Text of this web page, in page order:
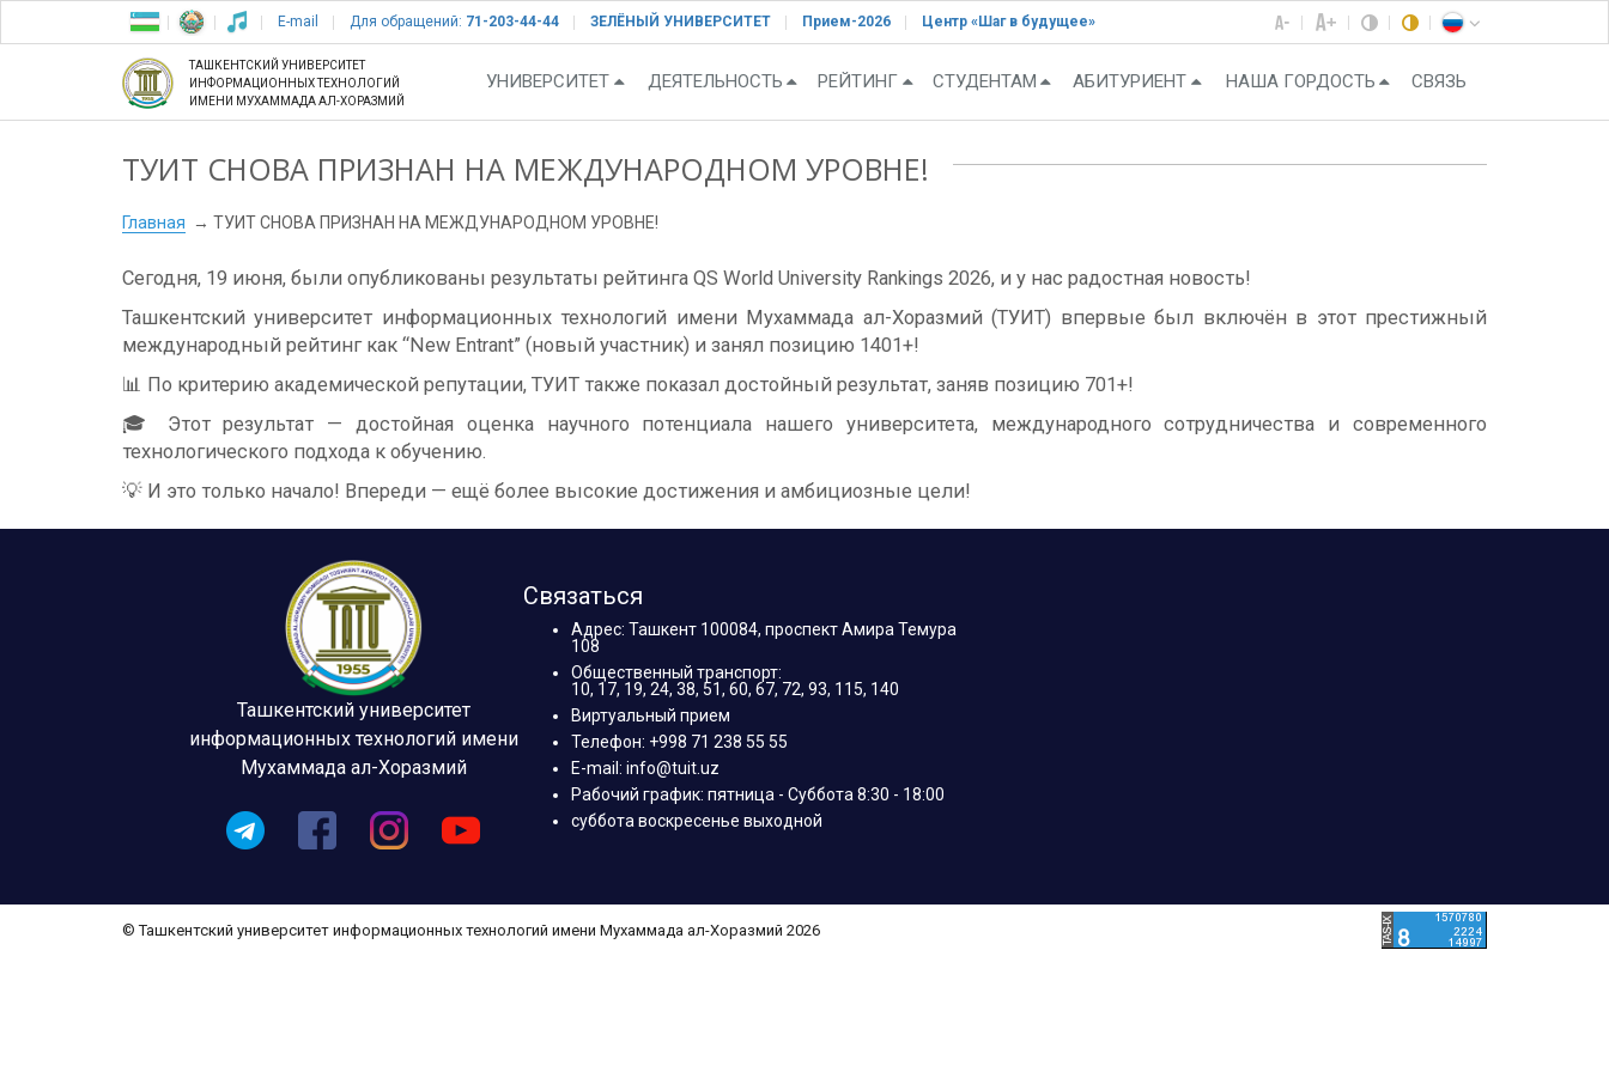
E-mail Для обращений: 71-203-44-44 ЗЕЛЁНЫЙ УНИВЕРСИТЕТ Прием-2026 Центр «Шаг в будущее»
ТАШКЕНТСКИЙ УНИВЕРСИТЕТ
ИНФОРМАЦИОННЫХ ТЕХНОЛОГИЙ
ИМЕНИ МУХАММАДА АЛ-ХОРАЗМИЙ
УНИВЕРСИТЕТ ДЕЯТЕЛЬНОСТЬ РЕЙТИНГ СТУДЕНТАМ АБИТУРИЕНТ НАША ГОРДОСТЬ СВЯЗЬ
ТУИТ СНОВА ПРИЗНАН НА МЕЖДУНАРОДНОМ УРОВНЕ!
Главная ТУИТ СНОВА ПРИЗНАН НА МЕЖДУНАРОДНОМ УРОВНЕ!
Сегодня, 19 июня, были опубликованы результаты рейтинга QS World University Rankings 2026, и у нас радостная новость!
Ташкентский университет информационных технологий имени Мухаммада ал-Хоразмий (ТУИТ) впервые был включён в этот престижный
международный рейтинг как “New Entrant” (новый участник) и занял позицию 1401+!
📊 По критерию академической репутации, ТУИТ также показал достойный результат, заняв позицию 701+!
🎓 Этот результат — достойная оценка научного потенциала нашего университета, международного сотрудничества и современного
технологического подхода к обучению.
💡 И это только начало! Впереди — ещё более высокие достижения и амбициозные цели!
Ташкентский университет
информационных технологий имени
Мухаммада ал-Хоразмий
Связаться
Адрес: Ташкент 100084, проспект Амира Темура
108
Общественный транспорт:
10, 17, 19, 24, 38, 51, 60, 67, 72, 93, 115, 140
Виртуальный прием
Телефон: +998 71 238 55 55
E-mail: info@tuit.uz
Рабочий график: пятница - Суббота 8:30 - 18:00
суббота воскресенье выходной
© Ташкентский университет информационных технологий имени Мухаммада ал-Хоразмий 2026